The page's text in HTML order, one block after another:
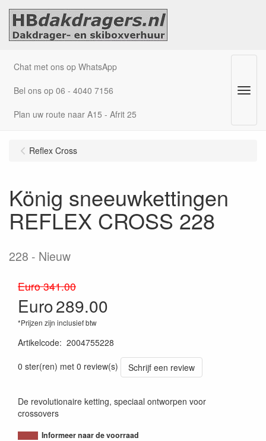
Chat met ons op WhatsApp
Bel ons op 06 - 4040 7156
Plan uw route naar A15 - Afrit 25
Menu
Reflex Cross
König sneeuwkettingen
REFLEX CROSS 228
228 Nieuw
Euro 341.00
Euro289.00
*Prijzen zijn inclusief btw
Artikelcode: 2004755228
0 ster(ren) met 0 review(s)
Schrijf een review
De revolutionaire ketting, speciaal ontworpen voor
crossovers
Informeer naar de voorraad